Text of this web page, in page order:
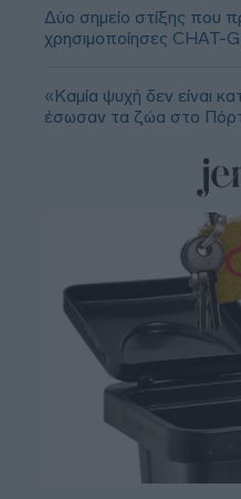
Δύο σημείο στίξης που
χρησιμοποίησες CHAT-
«Καμία ψυχή δεν είναι
έσωσαν τα ζώα στο